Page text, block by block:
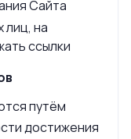
Сайта
лиц, на
ссылки
путём
достижения